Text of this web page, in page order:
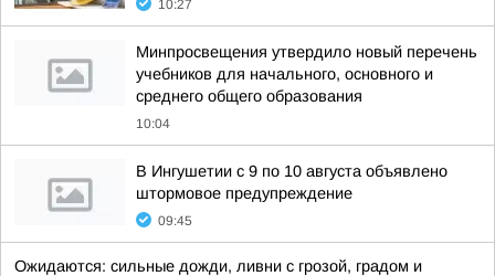
10:27
Минпросвещения утвердило новый перечень
учебников для начального, основного и
среднего общего образования
10:04
В Ингушетии с 9 по 10 августа объявлено
штормовое предупреждение
09:45
Ожидаются: сильные дожди, ливни с грозой, градом и